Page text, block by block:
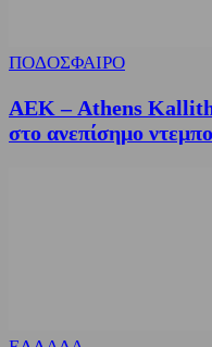
ΠΟΔΟΣΦΑΙΡΟ
ΑΕΚ – Athens
στο ανεπίσημο